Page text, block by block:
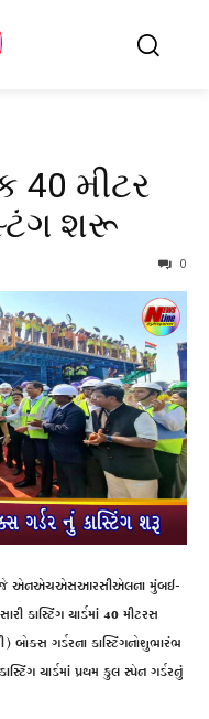
40 મીટર
શરૂ
0
આજે એનએચએસઆરસીએલના મુંબઈ-
કાસ્ટિંગ યાર્ડમાં 40 મીટરસ
બોક્સ ગર્ડરના કાસ્ટિંગનોશુભારંભ
યાર્ડમાં પ્રથમ ફુલ સ્પેન ગર્ડરનું